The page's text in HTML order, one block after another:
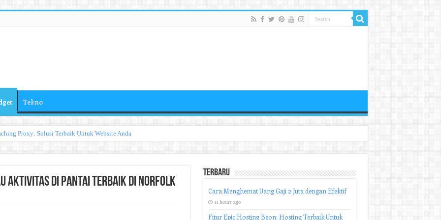
Tekno
Proxy: Solusi Terbaik Untuk Website Anda
Aktivitas di Pantai Terbaik di Norfolk
Terbaru
Cara Menghemat Uang Gaji 2 Juta dengan Efektif
11 hours ago
Fitur Epic Hosting Beon: Hosting Terbaik Untuk